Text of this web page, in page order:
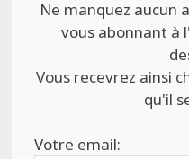
Ne manquez aucun
vous abonnant à
Vous recevrez ainsi
qu'il
Votre email: